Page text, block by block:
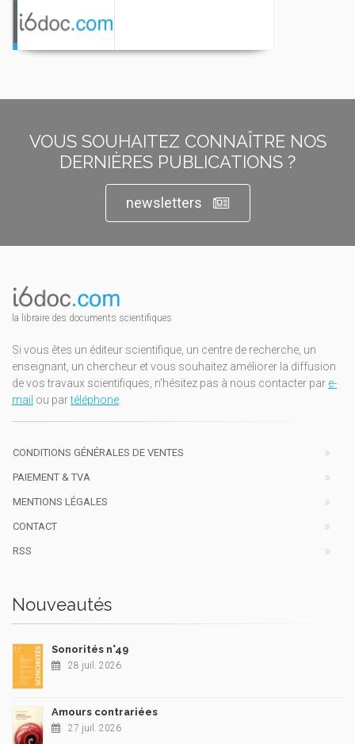
VOUS SOUHAITEZ CONNAÎTRE NOS
DERNIÈRES PUBLICATIONS ?
newsletters
la libraire des documents scientifiques
Si vous êtes un éditeur scientifique, un centre de recherche, un
enseignant, un chercheur et vous souhaitez améliorer la diffusion
de vos travaux scientifiques, n'hésitez pas à nous contacter par e-
mail ou partéléphone.
CONDITIONS GÉNÉRALES DE VENTES
PAIEMENT & TVA
MENTIONS LÉGALES
CONTACT
RSS
Nouveautés
Sonorités n°49
28 juil. 2026
Amours contrariées
27 juil. 2026